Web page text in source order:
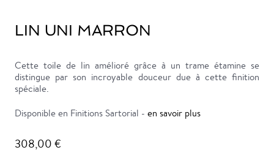
LIN UNI MARRON
Cette toile de lin amélioré grâce à un trame étamine se
distingue par son incroyable douceur due à cette finition
spéciale.
Disponible en Finitions Sartorial - en savoir plus
308,00 €